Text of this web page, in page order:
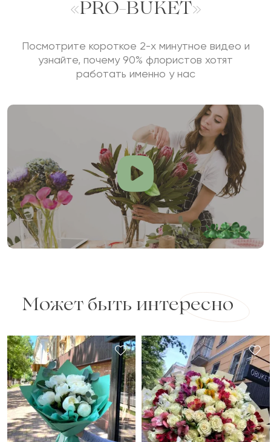
«PRO-BUKET»
Посмотрите короткое 2-х минутное видео и
узнайте, почему 90% флористов хотят
работать именно у нас
Может быть интересно